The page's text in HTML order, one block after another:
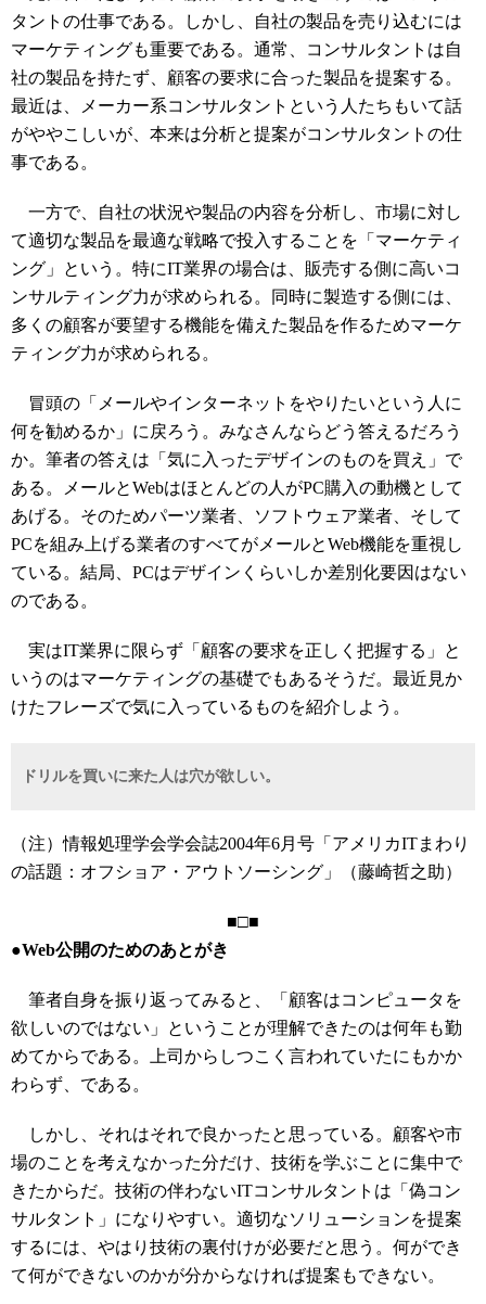
タントの仕事である。しかし、自社の製品を売り込むには
マーケティングも重要である。通常、コンサルタントは自
社の製品を持たず、顧客の要求に合った製品を提案する。
最近は、メーカー系コンサルタントという人たちもいて話
がややこしいが、本来は分析と提案がコンサルタントの仕
事である。
一方で、自社の状況や製品の内容を分析し、市場に対し
て適切な製品を最適な戦略で投入することを「マーケティ
ング」という。特にIT業界の場合は、販売する側に高いコ
ンサルティング力が求められる。同時に製造する側には、
多くの顧客が要望する機能を備えた製品を作るためマーケ
ティング力が求められる。
冒頭の「メールやインターネットをやりたいという人に
何を勧めるか」に戻ろう。みなさんならどう答えるだろう
か。筆者の答えは「気に入ったデザインのものを買え」で
ある。メールとWebはほとんどの人がPC購入の動機として
あげる。そのためパーツ業者、ソフトウェア業者、そして
PCを組み上げる業者のすべてがメールとWeb機能を重視し
ている。結局、PCはデザインくらいしか差別化要因はない
のである。
実はIT業界に限らず「顧客の要求を正しく把握する」と
いうのはマーケティングの基礎でもあるそうだ。最近見か
けたフレーズで気に入っているものを紹介しよう。
ドリルを買いに来た人は穴が欲しい。
（注）情報処理学会学会誌2004年6月号「アメリカITまわり
の話題：オフショア・アウトソーシング」（藤崎哲之助）
■□■
●Web公開のためのあとがき
筆者自身を振り返ってみると、「顧客はコンピュータを
欲しいのではない」ということが理解できたのは何年も勤
めてからである。上司からしつこく言われていたにもかか
わらず、である。
しかし、それはそれで良かったと思っている。顧客や市
場のことを考えなかった分だけ、技術を学ぶことに集中で
きたからだ。技術の伴わないITコンサルタントは「偽コン
サルタント」になりやすい。適切なソリューションを提案
するには、やはり技術の裏付けが必要だと思う。何ができ
て何ができないのかが分からなければ提案もできない。